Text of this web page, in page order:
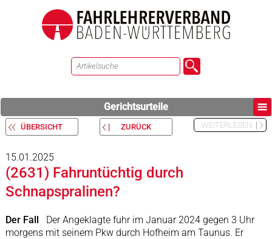
Gerichtsurteile
ÜBERSICHT ZURÜCK WEITERLESEN
15.01.2025
(2631) Fahruntüchtig durch
Schnapspralinen?
Der Fall Der Angeklagte fuhr im Januar 2024 gegen 3 Uhr
morgens mit seinem Pkw durch Hofheim am Taunus. Er